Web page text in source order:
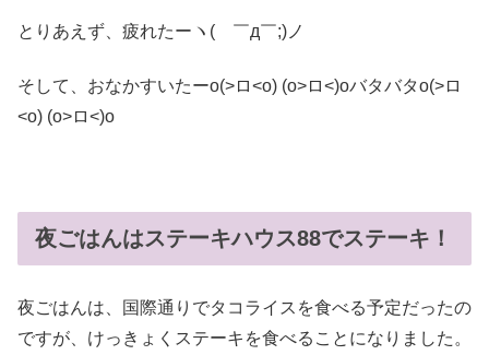
とりあえず、疲れたーヽ( ￣д￣;)ノ
そして、おなかすいたーo(>ロ<o) (o>ロ<)oバタバタo(>ロ
<o) (o>ロ<)o
夜ごはんはステーキハウス88でステーキ！
夜ごはんは、国際通りでタコライスを食べる予定だったの
ですが、けっきょくステーキを食べることになりました。